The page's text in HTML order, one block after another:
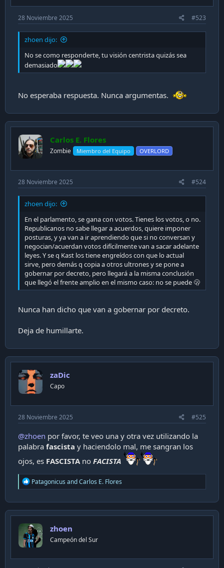
28 Noviembre 2025 #523
zhoen dijo:
No se como responderte, tu visión centrista quizás sea
demasiado
No esperaba respuesta. Nunca argumentas.
Carlos E. Flores
Zombie Miembro del Equipo OVERLORD
28 Noviembre 2025 #524
zhoen dijo:
En el parlamento, se gana con votos. Tienes los votos, o no.
Republicanos no sabe llegar a acuerdos, quiere imponer
posturas, y ya van a ir aprendiendo que si no conversan y
negocian/acuerdan votos difícilmente van a sacar adelante
leyes. Y se q Kast los tiene engreídos con que lo actual
sirve, pero demás q copia a otros ultrones y se pone a
gobernar por decreto, pero llegará a la misma conclusión
que llegó el frente amplio en el mismo caso: no se puede 🫢
Nunca han dicho que van a gobernar por decreto.
Deja de humillarte.
zaDic
Capo
28 Noviembre 2025 #525
@zhoen por favor, te veo una y otra vez utilizando la
palabra fascista y haciendolo mal, me sangran los
ojos, es FASCISTA no FACISTA
R
e
c
t
o
n
s
Patagonicus andCarlos E. Flores
zhoen
Campeón del Sur